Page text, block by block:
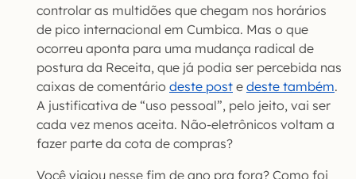
controlar as multidões que chegam nos horários
de pico internacional em Cumbica. Mas o que
ocorreu aponta para uma mudança radical de
postura da Receita, que já podia ser percebida nas
caixas de comentário deste post e deste também.
A justificativa de “uso pessoal”, pelo jeito, vai ser
cada vez menos aceita. Não-eletrônicos voltam a
fazer parte da cota de compras?
Você viajou nesse fim de ano pra fora? Como foi